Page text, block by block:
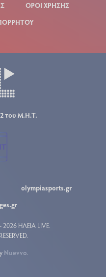
ΟΡΟΙ ΧΡΗΣΗΣ
του Μ.Η.Τ.
olympiasports.gr
ΗΛΕΙΑ LIVE.
Nuevvo.